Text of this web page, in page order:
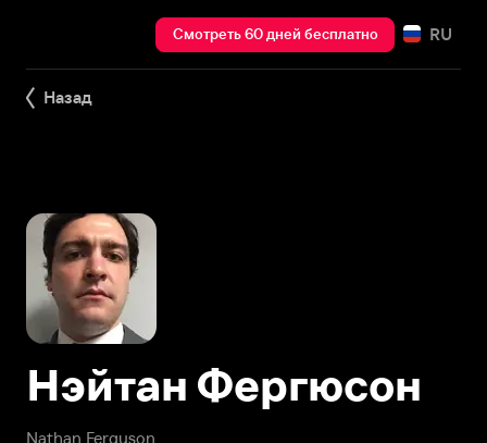
Смотреть 60 дней бесплатно RU
Назад
Nathan Ferguson
Нэйтан Фергюсон